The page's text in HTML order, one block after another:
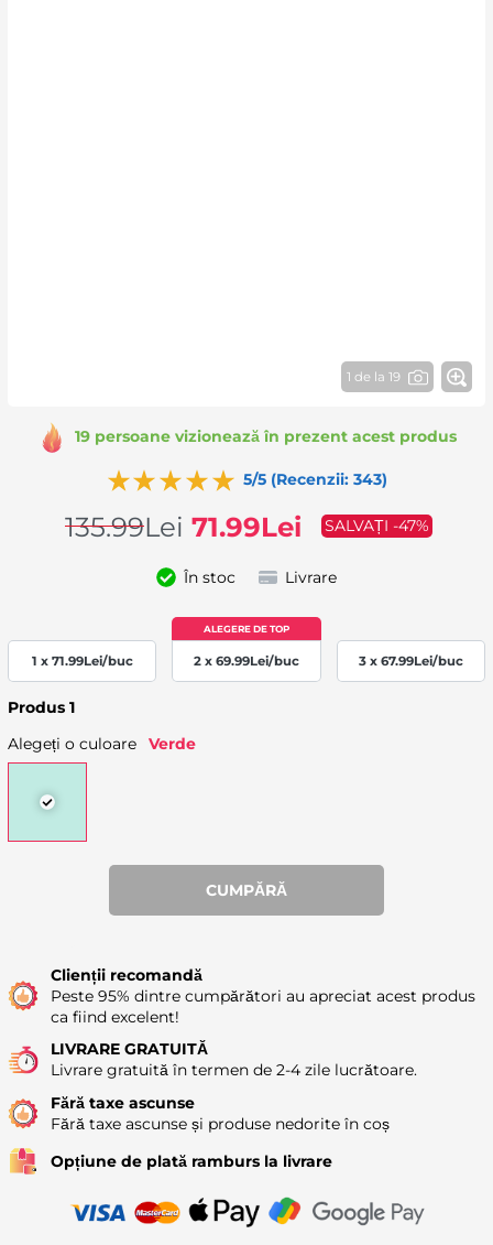
1 de la 19
19 persoane vizionează în prezent acest produs
5/5 (Recenzii: 343)
135.99Lei 71.99Lei SALVAȚI -47%
În stoc Livrare
1 x 71.99Lei/buc 2 x 69.99Lei/buc 3 x 67.99Lei/buc
Produs 1
Alegeți o culoare
Verde
CUMPĂRĂ
Clienții recomandă
Peste 95% dintre cumpărători au apreciat acest produs
ca fiind excelent!
LIVRARE GRATUITĂ
Livrare gratuită în termen de 2-4 zile lucrătoare.
Fără taxe ascunse
Fără taxe ascunse și produse nedorite în coș
Opțiune de plată ramburs la livrare